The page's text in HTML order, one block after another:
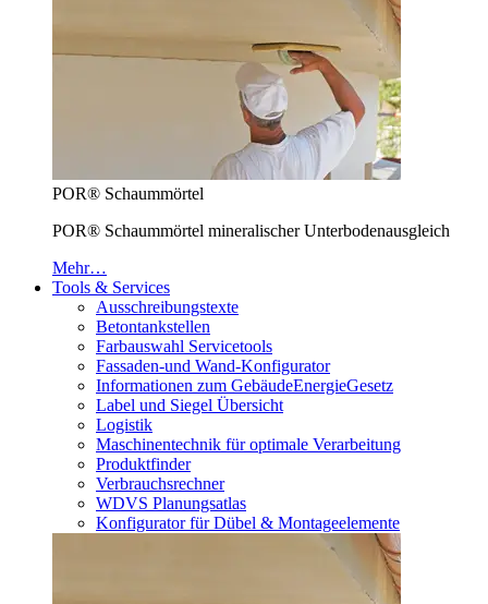
POR® Schaummörtel
POR® Schaummörtel mineralischer Unterbodenausgleich
Mehr…
Tools & Services
Ausschreibungstexte
Betontankstellen
Farbauswahl Servicetools
Fassaden-und Wand-Konfigurator
Informationen zum GebäudeEnergieGesetz
Label und Siegel Übersicht
Logistik
Maschinentechnik für optimale Verarbeitung
Produktfinder
Verbrauchsrechner
WDVS Planungsatlas
Konfigurator für Dübel & Montageelemente